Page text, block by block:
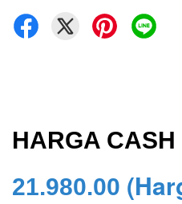
HARGA CASH
21.980.00